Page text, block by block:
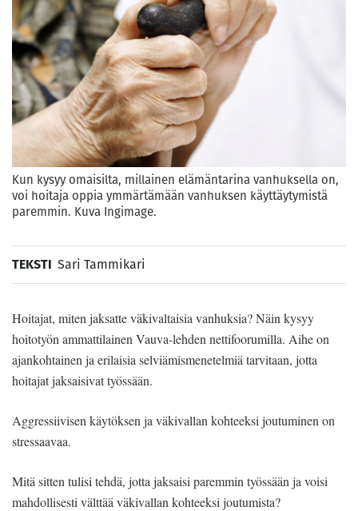
Kun kysyy omaisilta, millainen elämäntarina vanhuksella on,
voi hoitaja oppia ymmärtämään vanhuksen käyttäytymistä
paremmin. Kuva Ingimage.
TEKSTI Sari Tammikari
Hoitajat, miten jaksatte väkivaltaisia vanhuksia? Näin kysyy
hoitotyön ammattilainen Vauva-lehden nettifoorumilla. Aihe on
ajankohtainen ja erilaisia selviämismenetelmiä tarvitaan, jotta
hoitajat jaksaisivat työssään.
Aggressiivisen käytöksen ja väkivallan kohteeksi joutuminen on
stressaavaa.
Mitä sitten tulisi tehdä, jotta jaksaisi paremmin työssään ja voisi
mahdollisesti välttää väkivallan kohteeksi joutumista?